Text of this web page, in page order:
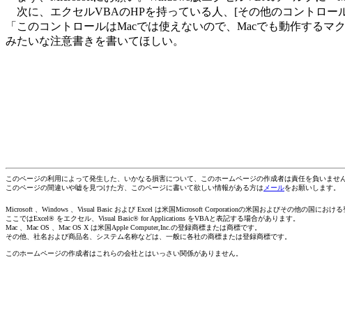
次に、エクセルVBAのHPを持っている人、[その他のコントロー
「このコントロールはMacでは使えないので、Macでも動作するマ
みたいな注意書きを書いてほしい。
このページの利用によって発生した、いかなる損害について、このホームページの作成者は責任を負いません
このページの間違いや嘘を見つけた方、このページに書いて欲しい情報がある方は メールをお願いします。
Microsoft 、Windows 、Visual Basic および Excel は米国Microsoft Corporationの米国およびその他の国における
ここではExcel® をエクセル、Visual Basic® for Applications をVBAと表記する場合があります。
Mac 、Mac OS 、Mac OS X は米国Apple Computer,Inc.の登録商標または商標です。
その他、社名および商品名、システム名称などは、一般に各社の商標または登録商標です。
このホームページの作成者はこれらの会社とはいっさい関係がありません。